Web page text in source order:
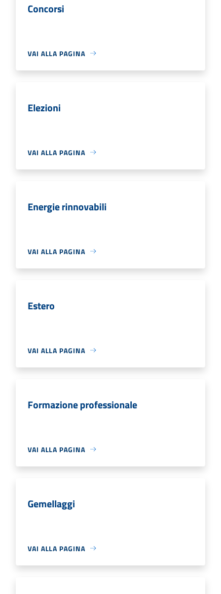
Concorsi
VAI ALLA PAGINA
Elezioni
VAI ALLA PAGINA
Energie rinnovabili
VAI ALLA PAGINA
Estero
VAI ALLA PAGINA
Formazione professionale
VAI ALLA PAGINA
Gemellaggi
VAI ALLA PAGINA